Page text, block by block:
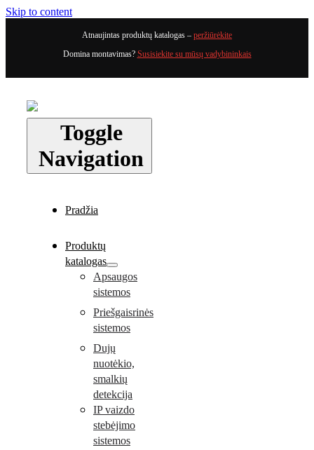
Skip to content
Atnaujintas produktų katalogas – peržiūrėkite
Domina montavimas? Susisiekite su mūsų vadybininkais
Toggle
Navigation
Pradžia
Produktų
katalogas
Apsaugos
sistemos
Priešgaisrinės
sistemos
Dujų
nuotėkio,
smalkių
detekcija
IP vaizdo
stebėjimo
sistemos